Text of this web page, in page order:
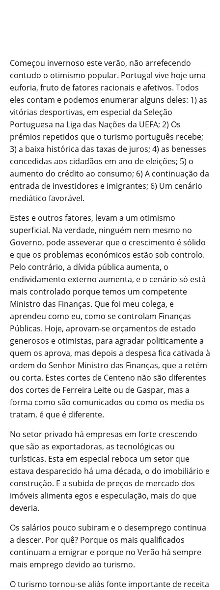
Começou invernoso este verão, não arrefecendo
contudo o otimismo popular. Portugal vive hoje uma
euforia, fruto de fatores racionais e afetivos. Todos
eles contam e podemos enumerar alguns deles: 1) as
vitórias desportivas, em especial da Seleção
Portuguesa na Liga das Nações da UEFA; 2) Os
prémios repetidos que o turismo português recebe;
3) a baixa histórica das taxas de juros; 4) as benesses
concedidas aos cidadãos em ano de eleições; 5) o
aumento do crédito ao consumo; 6) A continuação da
entrada de investidores e imigrantes; 6) Um cenário
mediático favorável.
Estes e outros fatores, levam a um otimismo
superficial. Na verdade, ninguém nem mesmo no
Governo, pode asseverar que o crescimento é sólido
e que os problemas económicos estão sob controlo.
Pelo contrário, a dívida pública aumenta, o
endividamento externo aumenta, e o cenário só está
mais controlado porque temos um competente
Ministro das Finanças. Que foi meu colega, e
aprendeu como eu, como se controlam Finanças
Públicas. Hoje, aprovam-se orçamentos de estado
generosos e otimistas, para agradar politicamente a
quem os aprova, mas depois a despesa fica cativada à
ordem do Senhor Ministro das Finanças, que a retém
ou corta. Estes cortes de Centeno não são diferentes
dos cortes de Ferreira Leite ou de Gaspar, mas a
forma como são comunicados ou como os media os
tratam, é que é diferente.
No setor privado há empresas em forte crescendo
que são as exportadoras, as tecnológicas ou
turísticas. Esta em especial reboca um setor que
estava desparecido há uma década, o do imobiliário e
construção. E a subida de preços de mercado dos
imóveis alimenta egos e especulação, mais do que
deveria.
Os salários pouco subiram e o desemprego continua
a descer. Por quê? Porque os mais qualificados
continuam a emigrar e porque no Verão há sempre
mais emprego devido ao turismo.
O turismo tornou-se aliás fonte importante de receita